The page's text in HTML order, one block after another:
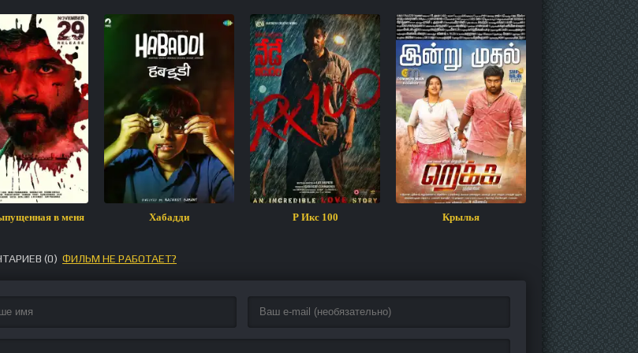
в меня Хабадди Р Икс 100 Крылья
Всемирно
любовник
(0) ФИЛЬМ НЕ РАБОТАЕТ?